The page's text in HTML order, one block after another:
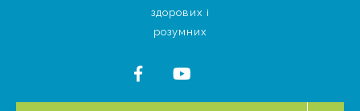
здорових і
розумних